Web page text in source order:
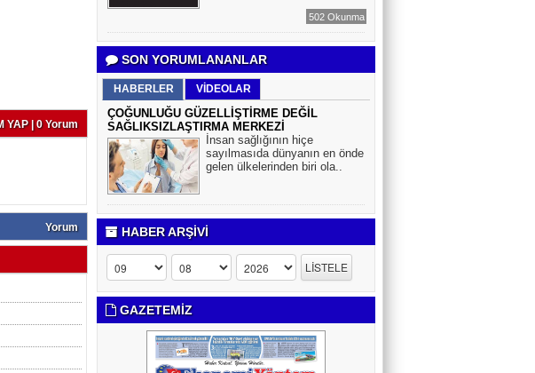
YAP | 0 Yorum
Yorum
502 Okunma
SON YORUMLANANLAR
HABERLER VİDEOLAR
ÇOĞUNLUĞU GÜZELLİŞTİRME DEĞİL
SAĞLIKSIZLAŞTIRMA MERKEZİ
İnsan sağlığının hiçe
sayılmasıda dünyanın en önde
gelen ülkelerinden biri ola..
HABER ARŞİVİ
GAZETEMİZ